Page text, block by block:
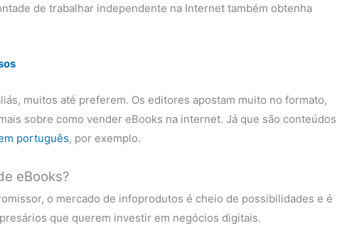
de trabalhar independente na Internet também obtenha
muitos até preferem. Os editores apostam muito no formato,
sobre como vender eBooks na internet. Já que são conteúdos
português, por exemplo.
eBooks?
o mercado de infoprodutos é cheio de possibilidades e é
que querem investir em negócios digitais.